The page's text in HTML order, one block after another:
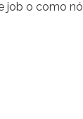
job o como